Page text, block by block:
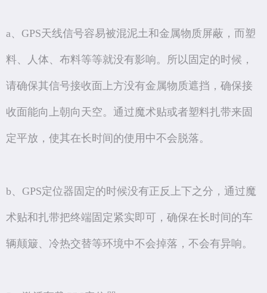
a、GPS天线信号容易被混泥土和金属物质屏蔽，而塑
料、人体、布料等等就没有影响。所以固定的时候，
请确保其信号接收面上方没有金属物质遮挡，确保接
收面能向上朝向天空。通过魔术贴或者塑料扎带来固
定平放，使其在长时间的使用中不会脱落。
b、GPS定位器固定的时候没有正反上下之分，通过魔
术贴和扎带把终端固定紧实即可，确保在长时间的车
辆颠簸、冷热交替等环境中不会掉落，不会有异响。